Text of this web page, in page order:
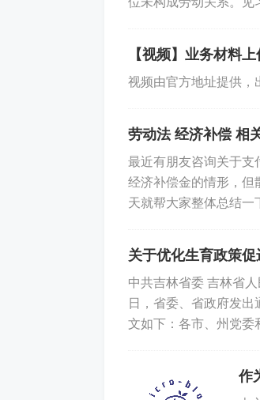
【视频】业务材料
视频由官方地址提供，
劳动法 经济补偿 相
最近有朋友咨询关于支
经济补偿金的情形，但
天就帮大家整体总结一
关于优化生育政策
中共吉林省委 吉林省
日，省委、省政府发
文如下：各市、州党委
作